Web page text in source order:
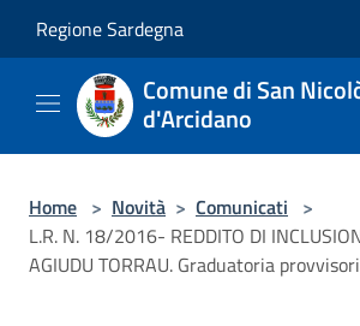
Regione Sardegna
Comune di San
d'Arcidano
Home > Novità > Comunicati >
L.R. N. 18/2016- REDDITO DI
AGIUDU TORRAU. Graduatoria